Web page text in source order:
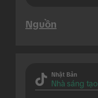
Nguồn
Nhật Bản
Nhà sáng tạo